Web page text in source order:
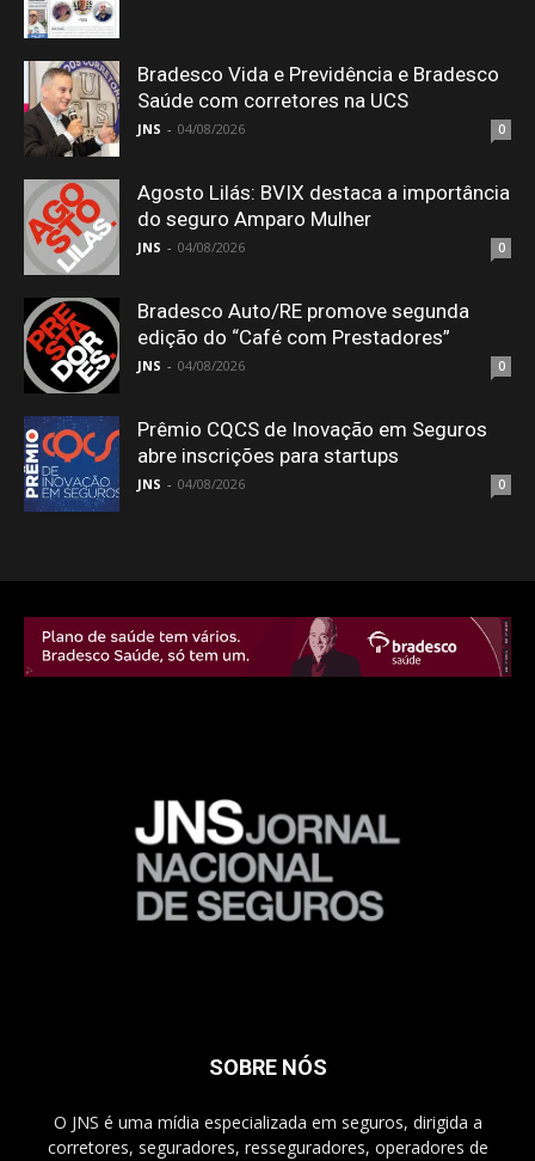
Bradesco Vida e Previdência e Bradesco
Saúde com corretores na UCS
JNS - 04/08/2026 0
Agosto Lilás: BVIX destaca a importância
do seguro Amparo Mulher
JNS - 04/08/2026 0
Bradesco Auto/RE promove segunda
edição do “Café com Prestadores”
JNS - 04/08/2026 0
Prêmio CQCS de Inovação em Seguros
abre inscrições para startups
JNS - 04/08/2026 0
SOBRE NÓS
O JNS é uma mídia especializada em seguros, dirigida a
corretores, seguradores, resseguradores, operadores de